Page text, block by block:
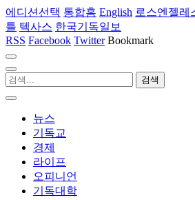
에디션선택 통합홈 English 로스엔젤레
틀 텍사스 한국기독일보
RSS Facebook Twitter Bookmark
뉴스
기독교
경제
라이프
오피니언
기독대학